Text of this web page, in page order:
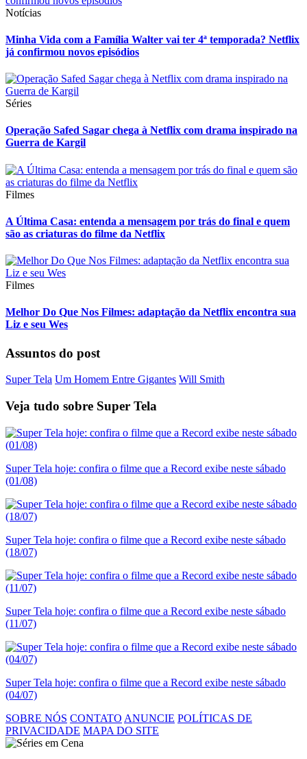
Notícias
Minha Vida com a Família Walter vai ter 4ª temporada? Netflix
já confirmou novos episódios
Séries
Operação Safed Sagar chega à Netflix com drama inspirado na
Guerra de Kargil
Filmes
A Última Casa: entenda a mensagem por trás do final e quem
são as criaturas do filme da Netflix
Filmes
Melhor Do Que Nos Filmes: adaptação da Netflix encontra sua
Liz e seu Wes
Assuntos do post
Super Tela Um Homem Entre Gigantes Will Smith
Veja tudo sobre Super Tela
Super Tela hoje: confira o filme que a Record exibe neste sábado
(01/08)
Super Tela hoje: confira o filme que a Record exibe neste sábado
(18/07)
Super Tela hoje: confira o filme que a Record exibe neste sábado
(11/07)
Super Tela hoje: confira o filme que a Record exibe neste sábado
(04/07)
SOBRE NÓS CONTATO ANUNCIE POLÍTICAS DE
PRIVACIDADE MAPA DO SITE